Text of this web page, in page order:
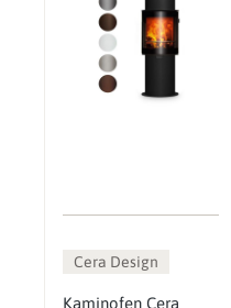
Cera Design
Kaminofen Cera